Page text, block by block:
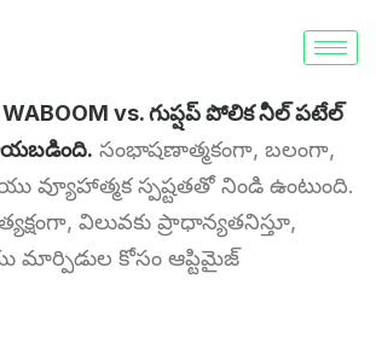
vs. గుప్షప్ పోలిక నీల్ పటేల్
సంభాషణాత్మకంగా, బలంగా,
వ్యూహాత్మక స్పష్టతతో నిండి ఉంటుంది.
విలువకు ప్రాధాన్యతనిస్తూ,
మార్పిడుల కోసం ఆప్టిమైజ్